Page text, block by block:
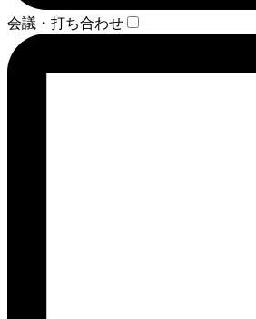
会議・打ち合わせ